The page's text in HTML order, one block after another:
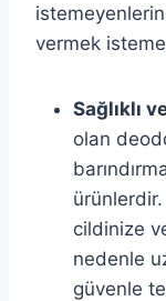
vermek
Sağlıklı
olan
cildinize
nedenle
güvenle